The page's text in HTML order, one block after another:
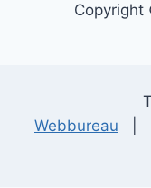
Webbureau |